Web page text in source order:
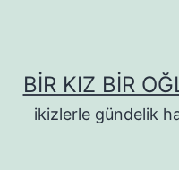
BIR KIZ BIR
ikizlerle gündelik